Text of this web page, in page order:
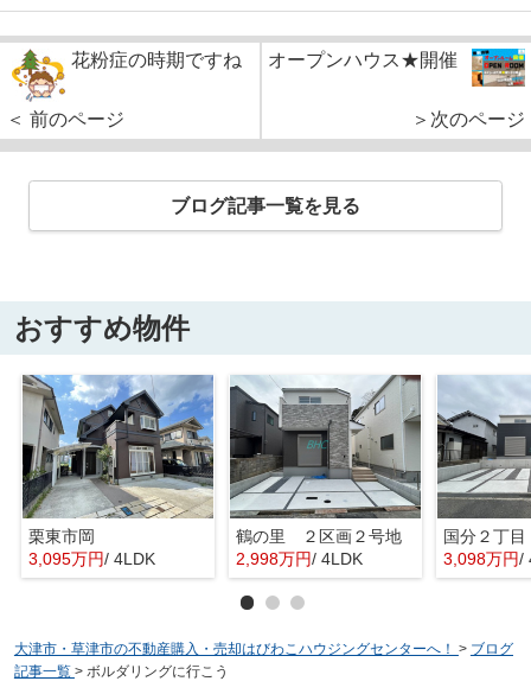
花粉症の時期ですね
＜ 前のページ
オープンハウス★開催
＞次のページ
ブログ記事一覧を見る
おすすめ物件
栗東市岡
3,095万円/ 4LDK
鶴の里 ２区画２号地
2,998万円/ 4LDK 3,098万円/
大津市・草津市の不動産購入・売却はびわこハウジングセンターへ！ > ブログ
記事一覧 > ボルダリングに行こう